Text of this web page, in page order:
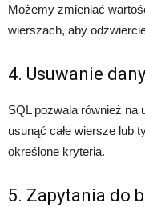
Możemy zmieniać
wierszach, aby
4. Usuwanie
SQL pozwala również na
usunąć całe wiersze lub
określone kryteria.
5. Zapytania do